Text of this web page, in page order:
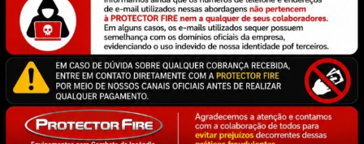
diferentes
opções:
esguicho
automático,
esguicho
regulável,
esguicho
através da
liberação de
espuma de
forma
controlada e
aplicada
Saiba
presença de
líquidos
combustíveis
e
inflamáveis
e se requer
uma maior
líquidos
inflamáveis
classe B,
cobrindo a
superfície
em chama
abafando e